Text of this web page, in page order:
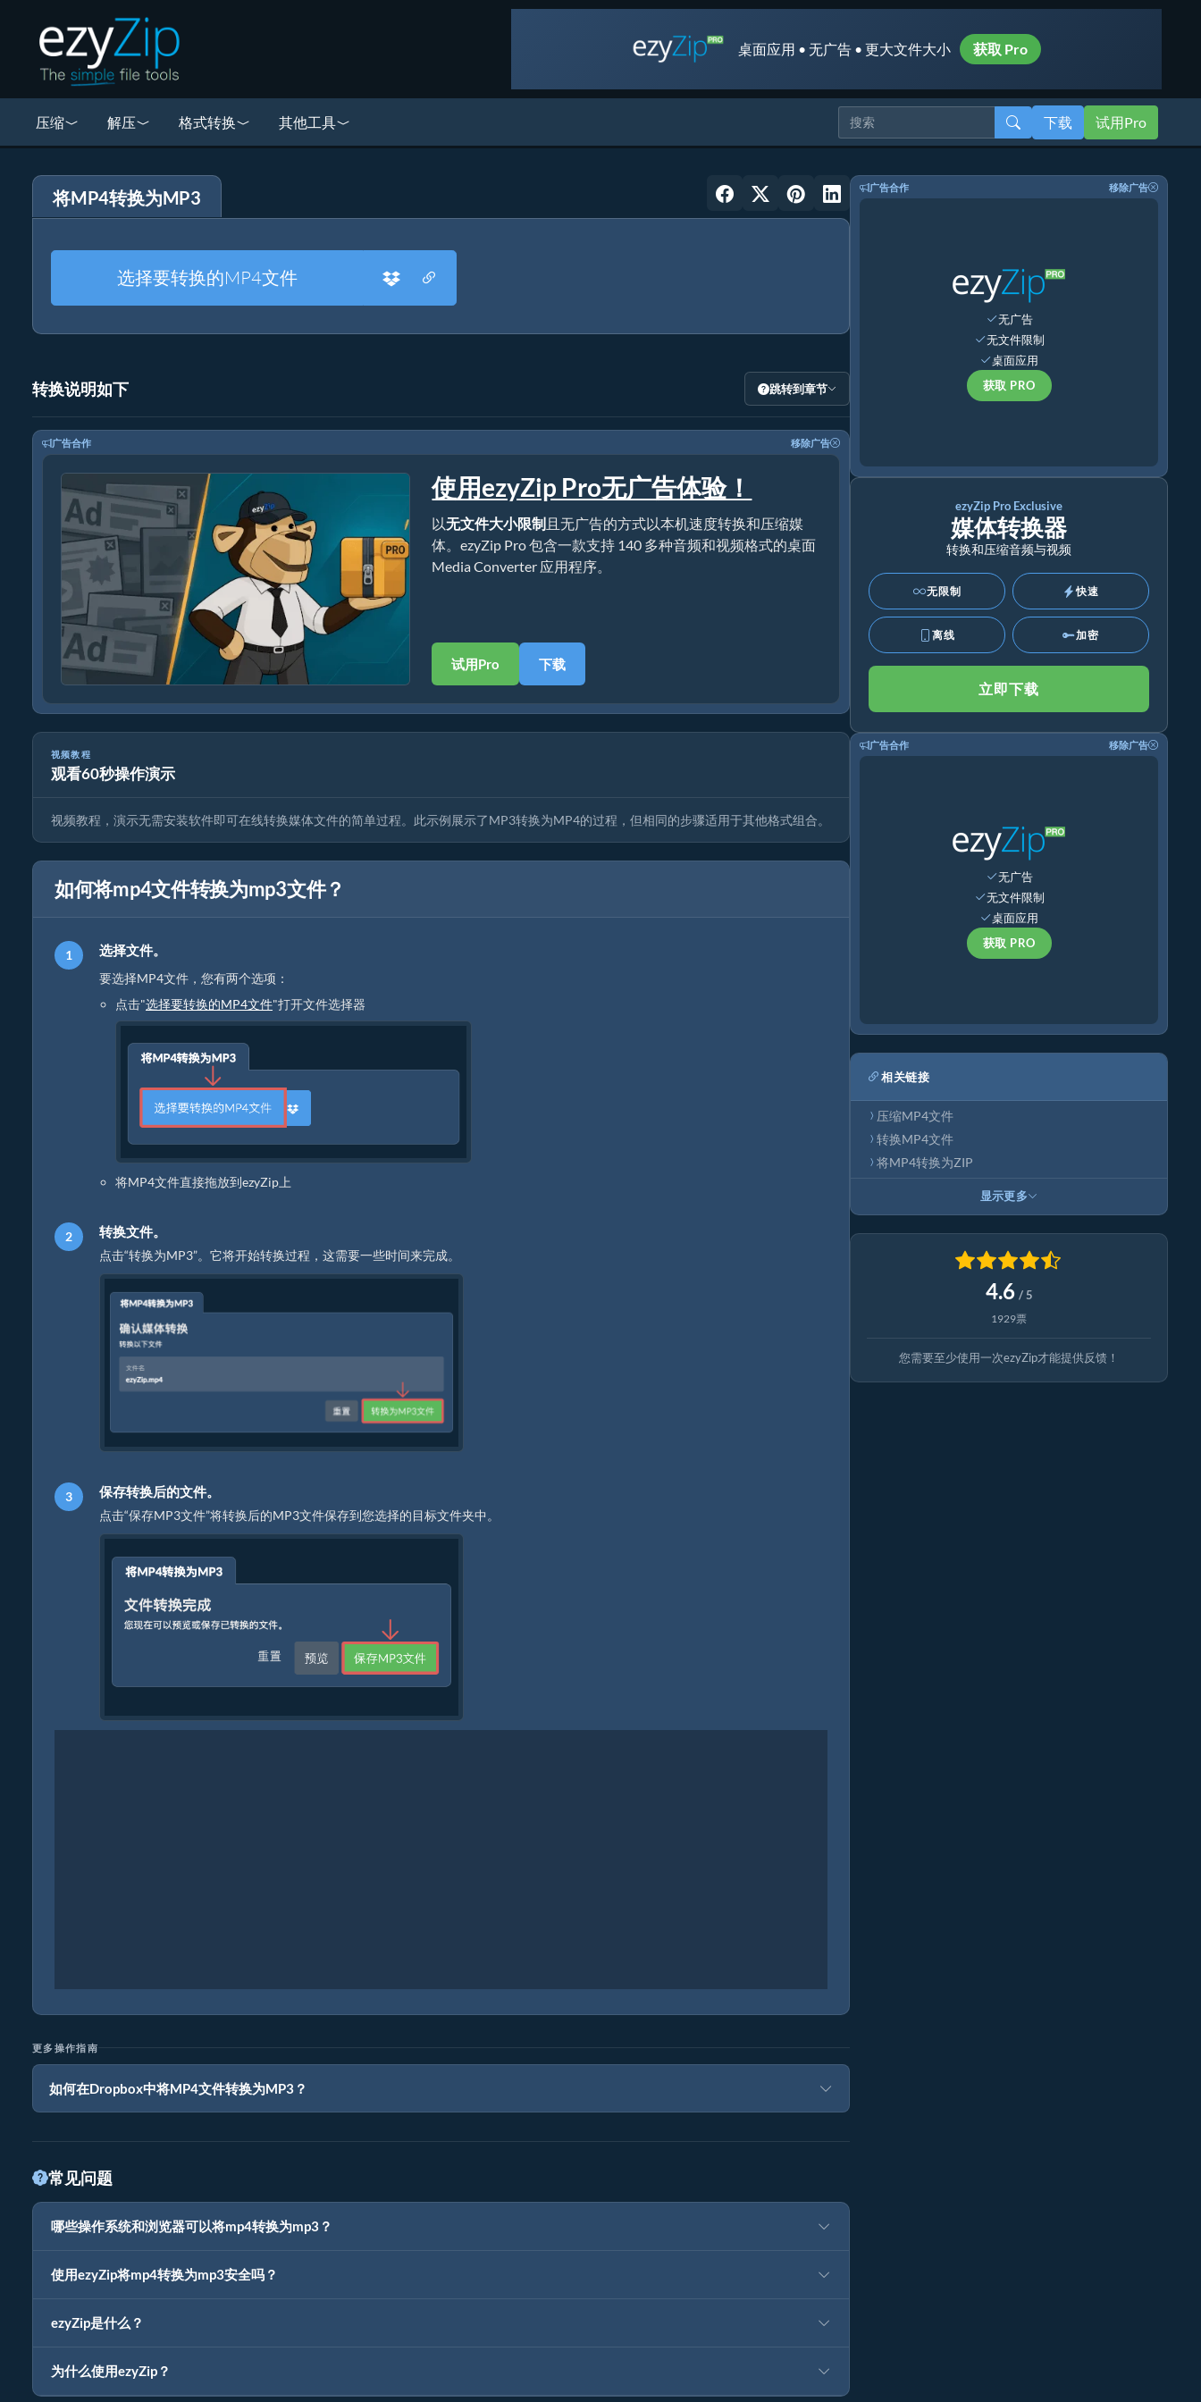
桌面应用 • 无广告 • 更大文件大小 获取 Pro
压缩 解压 格式转换 其他工具 下载 试用Pro
将MP4转换为MP3
选择要转换的MP4文件
转换说明如下 跳转到章节
广告合作 移除广告
使用ezyZip Pro无广告体验！
以无文件大小限制且无广告的方式以本机速度转换和压缩媒
体。ezyZip Pro 包含一款支持 140 多种音频和视频格式的桌面
Media Converter 应用程序。
试用Pro 下载
视频教程
观看60秒操作演示
如何转换媒体文件
视频教程，演示无需安装软件即可在线转换媒体文件的简单过程。此示例展示了MP3转换为MP4的过程，但相同的步骤适用于其他格式组合。
如何将mp4文件转换为mp3文件？
选择文件。
要选择MP4文件，您有两个选项：
点击"选择要转换的MP4文件"打开文件选择器
将MP4文件直接拖放到ezyZip上
转换文件。
点击“转换为MP3”。它将开始转换过程，这需要一些时间来完成。
保存转换后的文件。
点击“保存MP3文件”将转换后的MP3文件保存到您选择的目标文件夹中。
更多操作指南
如何在Dropbox中将MP4文件转换为MP3？
常见问题
哪些操作系统和浏览器可以将mp4转换为mp3？
使用ezyZip将mp4转换为mp3安全吗？
ezyZip是什么？
为什么使用ezyZip？
广告合作 移除广告
无广告
无文件限制
桌面应用
获取 PRO
ezyZip Pro Exclusive
媒体转换器
转换和压缩音频与视频
无限制 快速
离线 加密
立即下载
广告合作 移除广告
无广告
无文件限制
桌面应用
获取 PRO
相关链接
压缩MP4文件
转换MP4文件
将MP4转换为ZIP
显示更多
4.6 / 5
1929票
您需要至少使用一次ezyZip才能提供反馈！